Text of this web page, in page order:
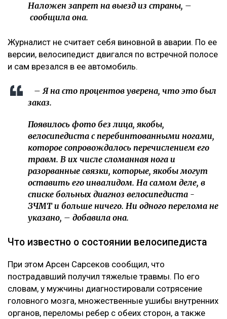
Наложен запрет на выезд из страны, –
сообщила она.
Журналист не считает себя виновной в аварии. По ее
версии, велосипедист двигался по встречной полосе
и сам врезался в ее автомобиль.
– Я на сто процентов уверена, что это был
заказ.
Появилось фото без лица, якобы,
велосипедиста с перебинтованными ногами,
которое сопровождалось перечислением его
травм. В их числе сломанная нога и
разорванные связки, которые, якобы могут
оставить его инвалидом. На самом деле, в
списке больных диагноз велосипедиста -
ЗЧМТ и больше ничего. Ни одного перелома не
указано, – добавила она.
Что известно о состоянии велосипедиста
При этом Арсен Сарсеков сообщил, что
пострадавший получил тяжелые травмы. По его
словам, у мужчины диагностировали сотрясение
головного мозга, множественные ушибы внутренних
органов, переломы ребер с обеих сторон, а также